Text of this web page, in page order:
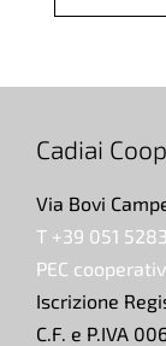
Cadiai
Via Bovi
T +39 051
PEC
Iscrizione
C.F. e P.IVA